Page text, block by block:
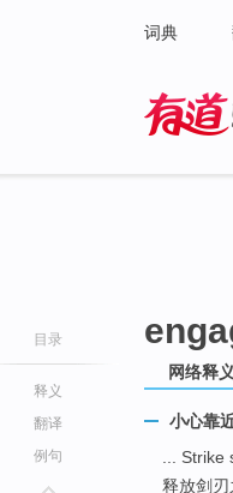
词典
目录
释义
翻译
例句
网络释义
小心靠
...
释放剑刃